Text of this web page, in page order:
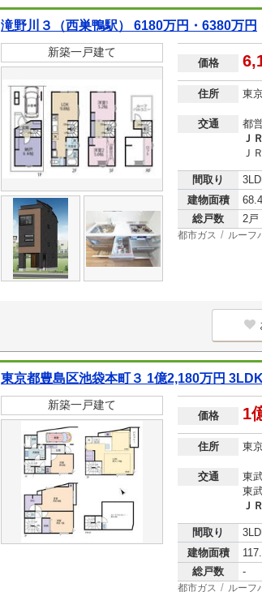
滝野川３（西巣鴨駅） 6180万円・6380万円
新築一戸建て
価格
住所 東
交通
都
Ｊ
Ｊ
間取り
建物面積
総戸数 2戸
都市ガス ルーフ
東京都豊島区池袋本町３ 1億2,180万円 3LDK
新築一戸建て
価格 1
住所 東
交通
東
東
Ｊ
間取り
建物面積
総戸数 -
都市ガス ルーフ